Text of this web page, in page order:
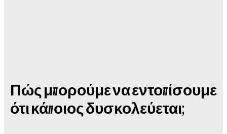
Πώς μπορούμε να εντοπίσουμε
ότι κάποιος δυσκολεύεται;